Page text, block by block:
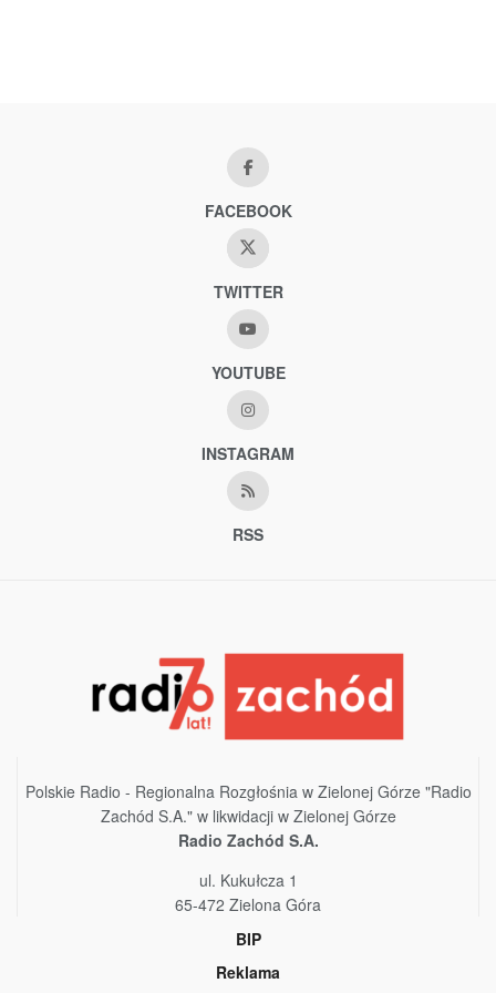
FACEBOOK
TWITTER
YOUTUBE
INSTAGRAM
RSS
Polskie Radio - Regionalna Rozgłośnia w Zielonej Górze "Radio
Zachód S.A." w likwidacji w Zielonej Górze
Radio Zachód S.A.
ul. Kukułcza 1
65-472 Zielona Góra
BIP
Reklama